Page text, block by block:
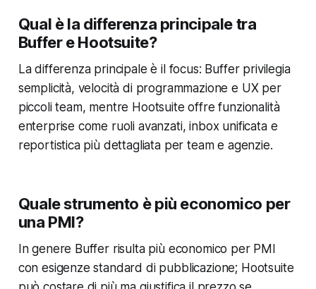
Qual è la differenza principale tra
Buffer e Hootsuite?
La differenza principale è il focus: Buffer privilegia
semplicità, velocità di programmazione e UX per
piccoli team, mentre Hootsuite offre funzionalità
enterprise come ruoli avanzati, inbox unificata e
reportistica più dettagliata per team e agenzie.
Quale strumento è più economico per
una PMI?
In genere Buffer risulta più economico per PMI
con esigenze standard di pubblicazione; Hootsuite